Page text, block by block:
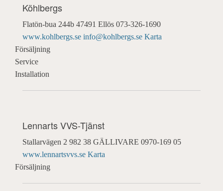
Köhlbergs
Flatön-bua 244b 47491 Ellös 073-326-1690
www.kohlbergs.se info@kohlbergs.se Karta
Försäljning
Service
Installation
Lennarts VVS-Tjänst
Stallarvägen 2 982 38 GÄLLIVARE 0970-169 05
www.lennartsvvs.se Karta
Försäljning